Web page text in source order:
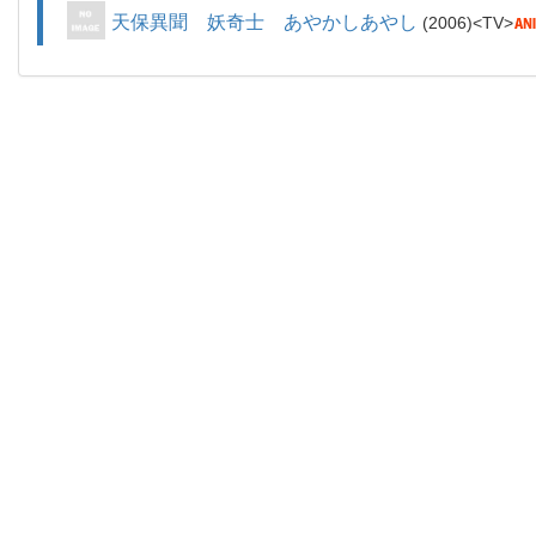
天保異聞 妖奇士 あやかしあやし 2006 TV